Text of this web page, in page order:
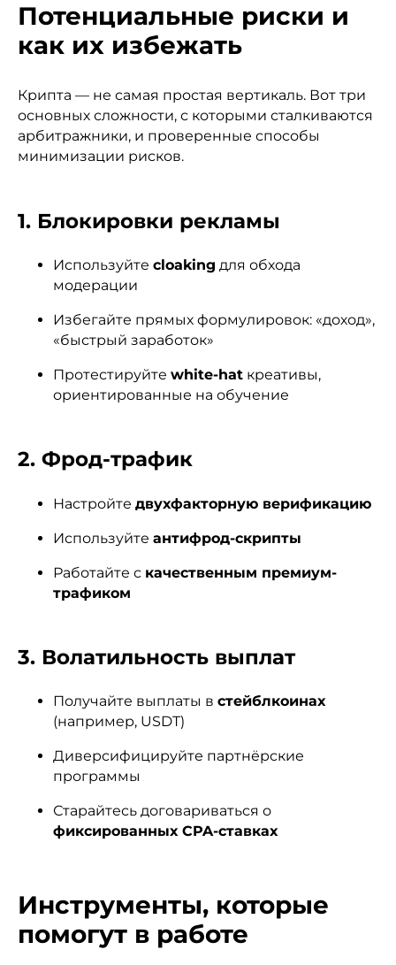
Потенциальные риски и
как их избежать
Крипта — не самая простая вертикаль. Вот три
основных сложности, с которыми сталкиваются
арбитражники, и проверенные способы
минимизации рисков.
1. Блокировки рекламы
Используйте cloaking для обхода
модерации
Избегайте прямых формулировок: «доход»,
«быстрый заработок»
Протестируйте white-hat креативы,
ориентированные на обучение
2. Фрод-трафик
Настройте двухфакторную верификацию
Используйте антифрод-скрипты
Работайте с качественным премиум-
трафиком
3. Волатильность выплат
Получайте выплаты в стейблкоинах
(например, USDT)
Диверсифицируйте партнёрские
программы
Старайтесь договариваться о
фиксированных CPA-ставках
Инструменты, которые
помогут в работе